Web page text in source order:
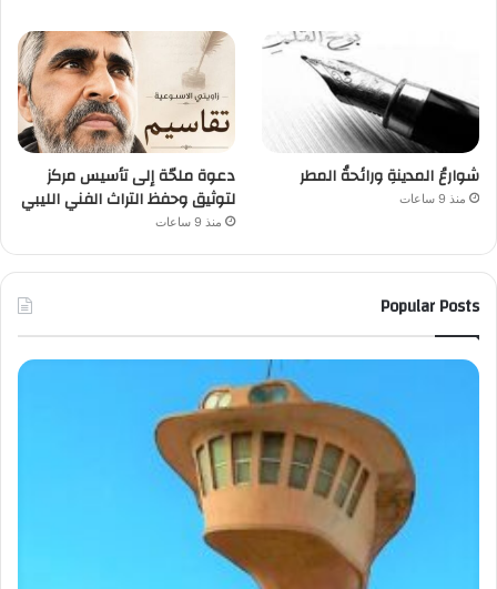
شوارعُ المدينةِ ورائحةُ المطر
منذ 9 ساعات
دعوة ملحّة إلى تأسيس مركز
لتوثيق وحفظ التراث الفني الليبي
منذ 9 ساعات
Popular Posts